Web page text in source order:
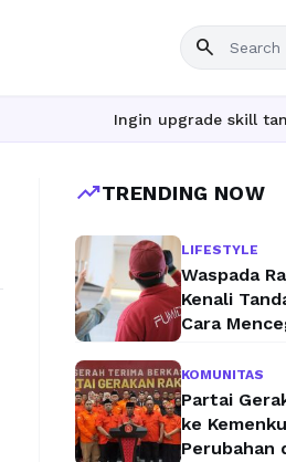
search
Ingin upgrade skill tanpa
trending_upTRENDING NOW
LIFESTYLE
Waspada
Kenali
Cara
KOMUNITAS
Partai
ke
Perubahan